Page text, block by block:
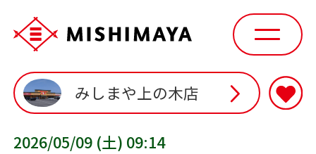
みしまや上の木店
2026/05/09 (土) 09:14